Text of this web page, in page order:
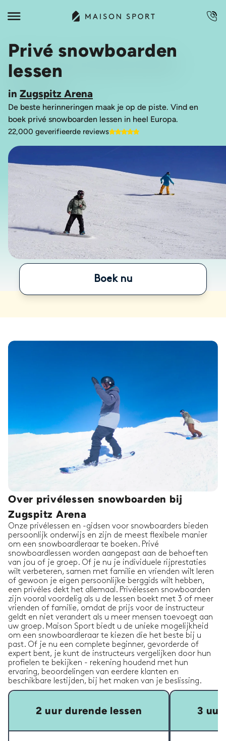
Privé snowboarden
lessen
in Zugspitz Arena
De beste herinneringen maak je op de piste. Vind en
boek privé snowboarden lessen in heel Europa.
22,000 geverifieerde reviews
Boek nu
Over privélessen snowboarden bij
Zugspitz Arena
Onze privélessen en -gidsen voor snowboarders bieden
persoonlijk onderwijs en zijn de meest flexibele manier
om een snowboardleraar te boeken. Privé
snowboardlessen worden aangepast aan de behoeften
van jou of je groep. Of je nu je individuele rijprestaties
wilt verbeteren, samen met familie en vrienden wilt leren
of gewoon je eigen persoonlijke berggids wilt hebben,
een privéles dekt het allemaal. Privélessen snowboarden
zijn vooral voordelig als u de lessen boekt met 3 of meer
vrienden of familie, omdat de prijs voor de instructeur
geldt en niet verandert als u meer mensen toevoegt aan
uw groep. Maison Sport biedt u de unieke mogelijkheid
om een snowboardleraar te kiezen die het beste bij u
past. Of je nu een complete beginner, gevorderde of
expert bent, je kunt de instructeurs vergelijken door hun
profielen te bekijken - rekening houdend met hun
ervaring, beoordelingen van eerdere klanten en
beschikbare lestijden, bij het maken van je beslissing.
2 uur durende lessen 3 uur